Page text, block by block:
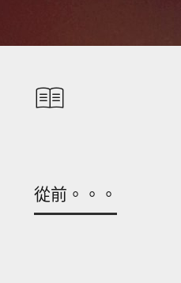
從前。。。